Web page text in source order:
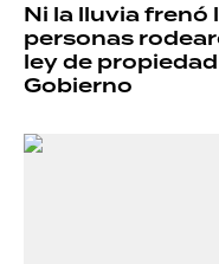
Ni la lluvia frenó
personas
ley de
Gobierno